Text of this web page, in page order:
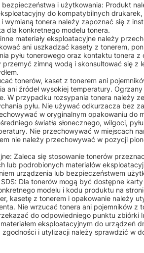
i użytkowania: Produkt
do kompatybilnych
wymianą tonera należy zapoznać się z
dla konkretnego modelu tonera.
materiały eksploatacyjne należy
ani uszkadzać kasety z tonerem,
pyłu tonerowego oraz kontaktu tonera
przemyć zimną wodą i skonsultować się
tonerów, kaset z tonerem ani
ani źródeł wysokiej temperatury.
W przypadku rozsypania tonera należy
pyłu. Nie używać odkurzacza bez
w oryginalnym opakowaniu do
światła słonecznego, wilgoci,
Nie przechowywać w miejscach
nie należy przechowywać w pozycji
Zaleca się stosowanie tonerów
lub podrobionych materiałów
urządzenia lub bezpieczeństwem
Dla tonerów mogą być dostępne
modelu i kodu produktu na
kasetę z tonerem i opakowanie należy
Nie wrzucać tonera ani pojemników z
do odpowiedniego punktu zbiórki
materiałem eksploatacyjnym do urządzeń
i utylizacji należy sprawdzić w